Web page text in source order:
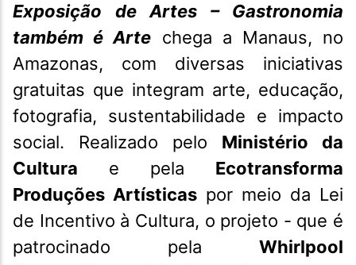
Exposição de Artes – Gastronomia
também é Arte chega a Manaus, no
Amazonas, com diversas iniciativas
gratuitas que integram arte, educação,
fotografia, sustentabilidade e impacto
social. Realizado pelo Ministério da
Cultura e pela Ecotransforma
Produções Artísticas por meio da Lei
de Incentivo à Cultura, o projeto - que é
patrocinado pela Whirlpool